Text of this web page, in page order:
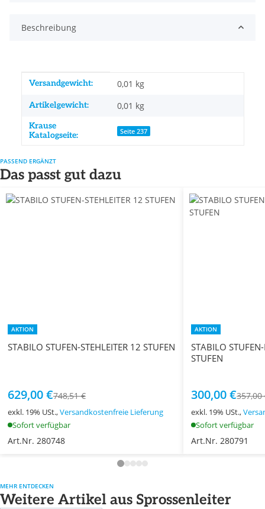
Beschreibung
Produkteigenschaft
Wert
Versandgewicht: 0,01 kg
Artikelgewicht: 0,01 kg
Krause
Katalogseite:
Seite 237
PASSEND ERGÄNZT
Das passt gut dazu
AKTION
STABILO STUFEN-STEHLEITER 12 STUFEN
629,00 €748,51 €
exkl. 19% USt.,Versandkostenfreie Lieferung
Sofort verfügbar
Art.Nr. 280748
AKTION
STABILO
STUFEN
300,00 €357,00
exkl. 19% USt.,
Sofort verfügbar
Art.Nr. 280791
MEHR ENTDECKEN
Weitere Artikel aus Sprossenleiter